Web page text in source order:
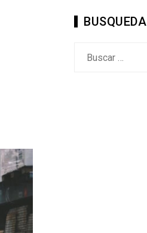
BUSQUEDA